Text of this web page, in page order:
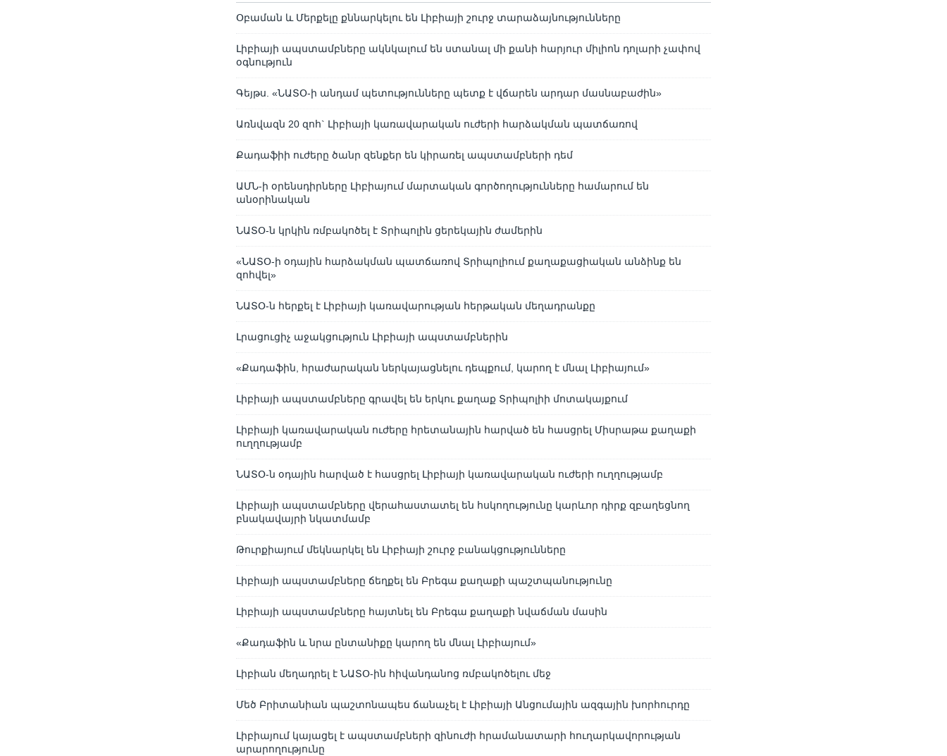
Օբաման և Մերքելը քննարկելու են Լիբիայի շուրջ տարաձայնությունները
Լիբիայի ապստամբները ակնկալում են ստանալ մի քանի հարյուր միլիոն դոլարի չափով
օգնություն
Գեյթս. «ՆԱՏՕ-ի անդամ պետությունները պետք է վճարեն արդար մասնաբաժին»
Առնվազն 20 զոհ` Լիբիայի կառավարական ուժերի հարձակման պատճառով
Քադաֆիի ուժերը ծանր զենքեր են կիրառել ապստամբների դեմ
ԱՄՆ-ի օրենսդիրները Լիբիայում մարտական գործողությունները համարում են
անօրինական
ՆԱՏՕ-ն կրկին ռմբակոծել է Տրիպոլին ցերեկային ժամերին
«ՆԱՏՕ-ի օդային հարձակման պատճառով Տրիպոլիում քաղաքացիական անձինք են
զոհվել»
ՆԱՏՕ-ն հերքել է Լիբիայի կառավարության հերթական մեղադրանքը
Լրացուցիչ աջակցություն Լիբիայի ապստամբներին
«Քադաֆին, հրաժարական ներկայացնելու դեպքում, կարող է մնալ Լիբիայում»
Լիբիայի ապստամբները գրավել են երկու քաղաք Տրիպոլիի մոտակայքում
Լիբիայի կառավարական ուժերը հրետանային հարված են հասցրել Միսրաթա քաղաքի
ուղղությամբ
ՆԱՏՕ-ն օդային հարված է հասցրել Լիբիայի կառավարական ուժերի ուղղությամբ
Լիբիայի ապստամբները վերահաստատել են հսկողությունը կարևոր դիրք զբաղեցնող
բնակավայրի նկատմամբ
Թուրքիայում մեկնարկել են Լիբիայի շուրջ բանակցությունները
Լիբիայի ապստամբները ճեղքել են Բրեգա քաղաքի պաշտպանությունը
Լիբիայի ապստամբները հայտնել են Բրեգա քաղաքի նվաճման մասին
«Քադաֆին և նրա ընտանիքը կարող են մնալ Լիբիայում»
Լիբիան մեղադրել է ՆԱՏՕ-ին հիվանդանոց ռմբակոծելու մեջ
Մեծ Բրիտանիան պաշտոնապես ճանաչել է Լիբիայի Անցումային ազգային խորհուրդը
Լիբիայում կայացել է ապստամբների զինուժի հրամանատարի հուղարկավորության
արարողությունը